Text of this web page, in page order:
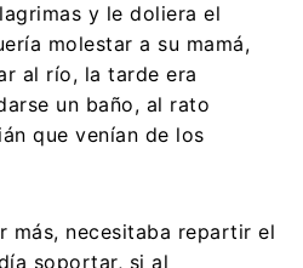
y le doliera el
molestar a su mamá,
al río, la tarde era
un baño, al rato
que venían de los
más, necesitaba repartir el
soportar, si al